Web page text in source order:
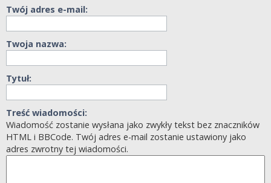
Twój adres e-mail:
Twoja nazwa:
Tytuł:
Treść wiadomości:
Wiadomość zostanie wysłana jako zwykły tekst bez znaczników
HTML i BBCode. Twój adres e-mail zostanie ustawiony jako
adres zwrotny tej wiadomości.